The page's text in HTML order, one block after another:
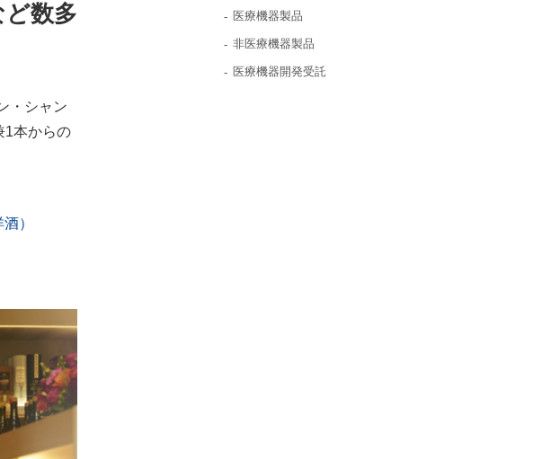
数多
・シャン
1本からの
）
医療機器製品
非医療機器製品
医療機器開発受託